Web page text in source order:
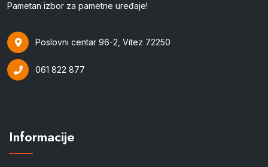
Pametan izbor za pametne uređaje!
Poslovni centar 96-2, Vitez 72250
061 822 877
Informacije